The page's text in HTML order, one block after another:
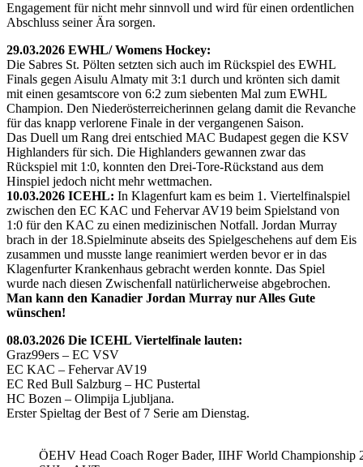
Engagement für nicht mehr sinnvoll und wird für einen ordentlichen
Abschluss seiner Ära sorgen.
29.03.2026 EWHL/ Womens Hockey:
Die Sabres St. Pölten setzten sich auch im Rückspiel des EWHL
Finals gegen Aisulu Almaty mit 3:1 durch und krönten sich damit
mit einen gesamtscore von 6:2 zum siebenten Mal zum EWHL
Champion. Den Niederösterreicherinnen gelang damit die Revanche
für das knapp verlorene Finale in der vergangenen Saison.
Das Duell um Rang drei entschied MAC Budapest gegen die KSV
Highlanders für sich. Die Highlanders gewannen zwar das
Rückspiel mit 1:0, konnten den Drei-Tore-Rückstand aus dem
Hinspiel jedoch nicht mehr wettmachen.
10.03.2026 ICEHL: In Klagenfurt kam es beim 1. Viertelfinalspiel
zwischen den EC KAC und Fehervar AV19 beim Spielstand von
1:0 für den KAC zu einen medizinischen Notfall. Jordan Murray
brach in der 18.Spielminute abseits des Spielgeschehens auf dem Eis
zusammen und musste lange reanimiert werden bevor er in das
Klagenfurter Krankenhaus gebracht werden konnte. Das Spiel
wurde nach diesen Zwischenfall natürlicherweise abgebrochen.
Man kann den Kanadier Jordan Murray nur Alles Gute
wünschen!
08.03.2026 Die ICEHL Viertelfinale lauten:
Graz99ers – EC VSV
EC KAC – Fehervar AV19
EC Red Bull Salzburg – HC Pustertal
HC Bozen – Olimpija Ljubljana.
Erster Spieltag der Best of 7 Serie am Dienstag.
ÖEHV Head Coach Roger Bader, IIHF World Championship